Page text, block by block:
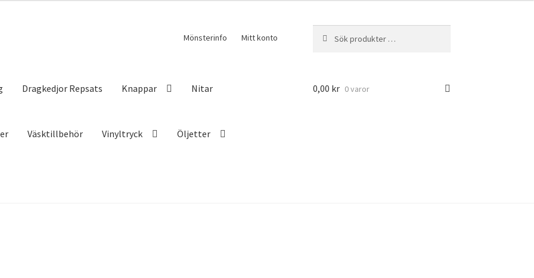
Mönsterinfo Mitt konto
efter:
Dragkedjor Repsats Knappar Nitar
Väsktillbehör Vinyltryck Öljetter
0,00 kr 0 varor